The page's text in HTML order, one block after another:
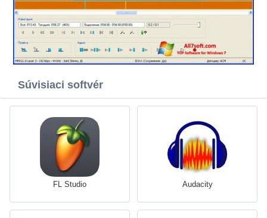
Súvisiaci softvér
FL Studio Audacity